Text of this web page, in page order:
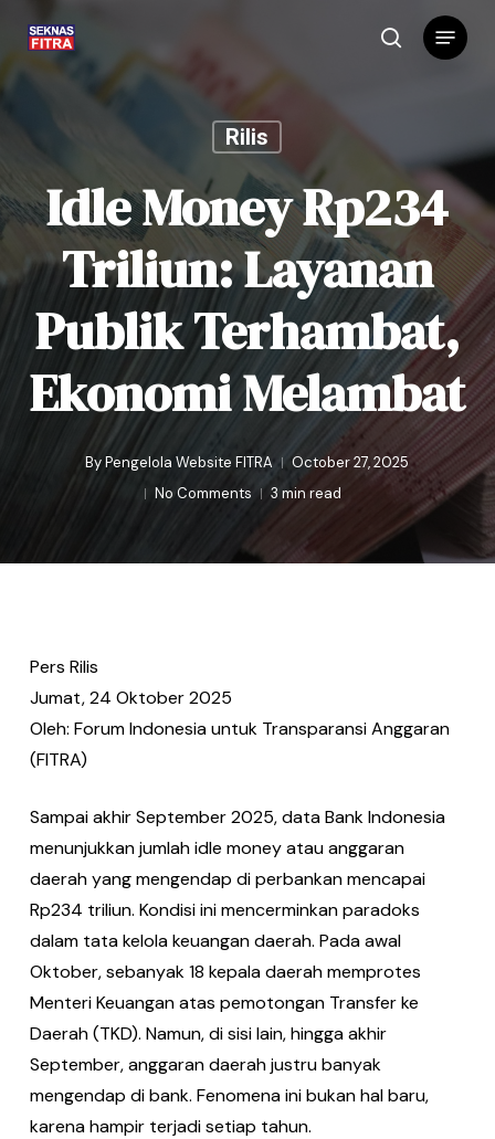
main
search
Menu
Rilis
Idle Money Rp234
Triliun: Layanan
Publik Terhambat,
Ekonomi Melambat
By Pengelola Website FITRA
October 27, 2025
No Comments
3 min read
Pers Rilis
Jumat, 24 Oktober 2025
Oleh: Forum Indonesia untuk Transparansi Anggaran
(FITRA)
Sampai akhir September 2025, data Bank Indonesia
menunjukkan jumlah idle money atau anggaran
daerah yang mengendap di perbankan mencapai
Rp234 triliun. Kondisi ini mencerminkan paradoks
dalam tata kelola keuangan daerah. Pada awal
Oktober, sebanyak 18 kepala daerah memprotes
Menteri Keuangan atas pemotongan Transfer ke
Daerah (TKD). Namun, di sisi lain, hingga akhir
September, anggaran daerah justru banyak
mengendap di bank. Fenomena ini bukan hal baru,
karena hampir terjadi setiap tahun.